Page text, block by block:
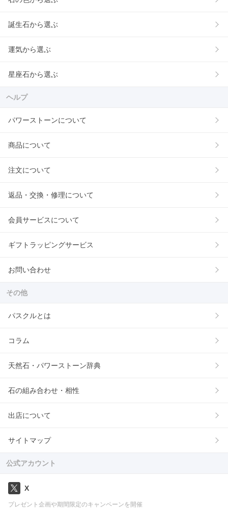
誕生石から選ぶ
運気から選ぶ
星座石から選ぶ
ヘルプ
パワーストーンについて
商品について
注文について
返品・交換・修理について
会員サービスについて
ギフトラッピングサービス
お問い合わせ
その他
パスクルとは
コラム
天然石・パワーストーン辞典
石の組み合わせ・相性
出店について
サイトマップ
公式アカウント
X
プレゼント企画や期間限定のキャンペーンを開催